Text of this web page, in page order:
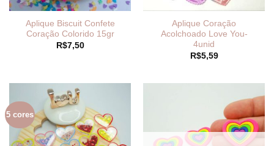
Aplique Biscuit Confete
Coração Colorido 15gr
R$7,50
Aplique Coração
Acolchoado Love You-
4unid
R$5,59
5 cores